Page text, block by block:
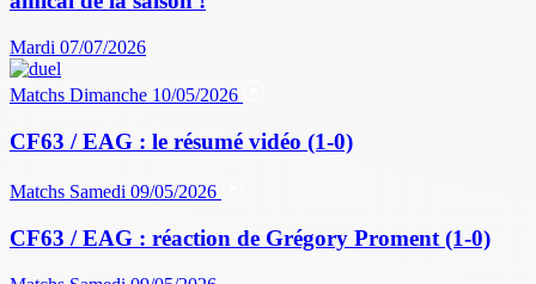
Mardi 07/07/2026
Matchs Dimanche 10/05/2026
CF63 / EAG : le résumé vidéo (1-0)
Matchs Samedi 09/05/2026
CF63 / EAG : réaction de Grégory Proment (1-0)